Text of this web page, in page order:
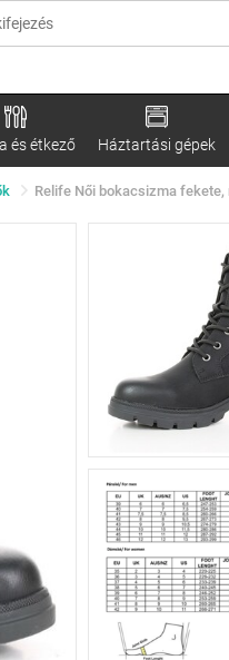
és étkező Háztartási gépek
Relife Női bokacsizma fekete,